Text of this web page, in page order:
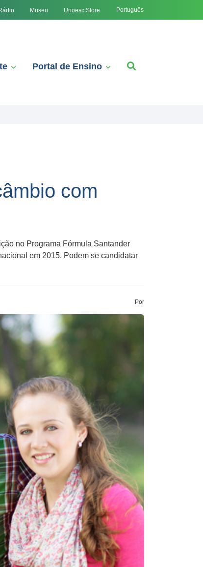
Museu Unoesc Store Português
Portal de Ensino
com
no Programa Fórmula Santander
em 2015. Podem se candidatar
Por